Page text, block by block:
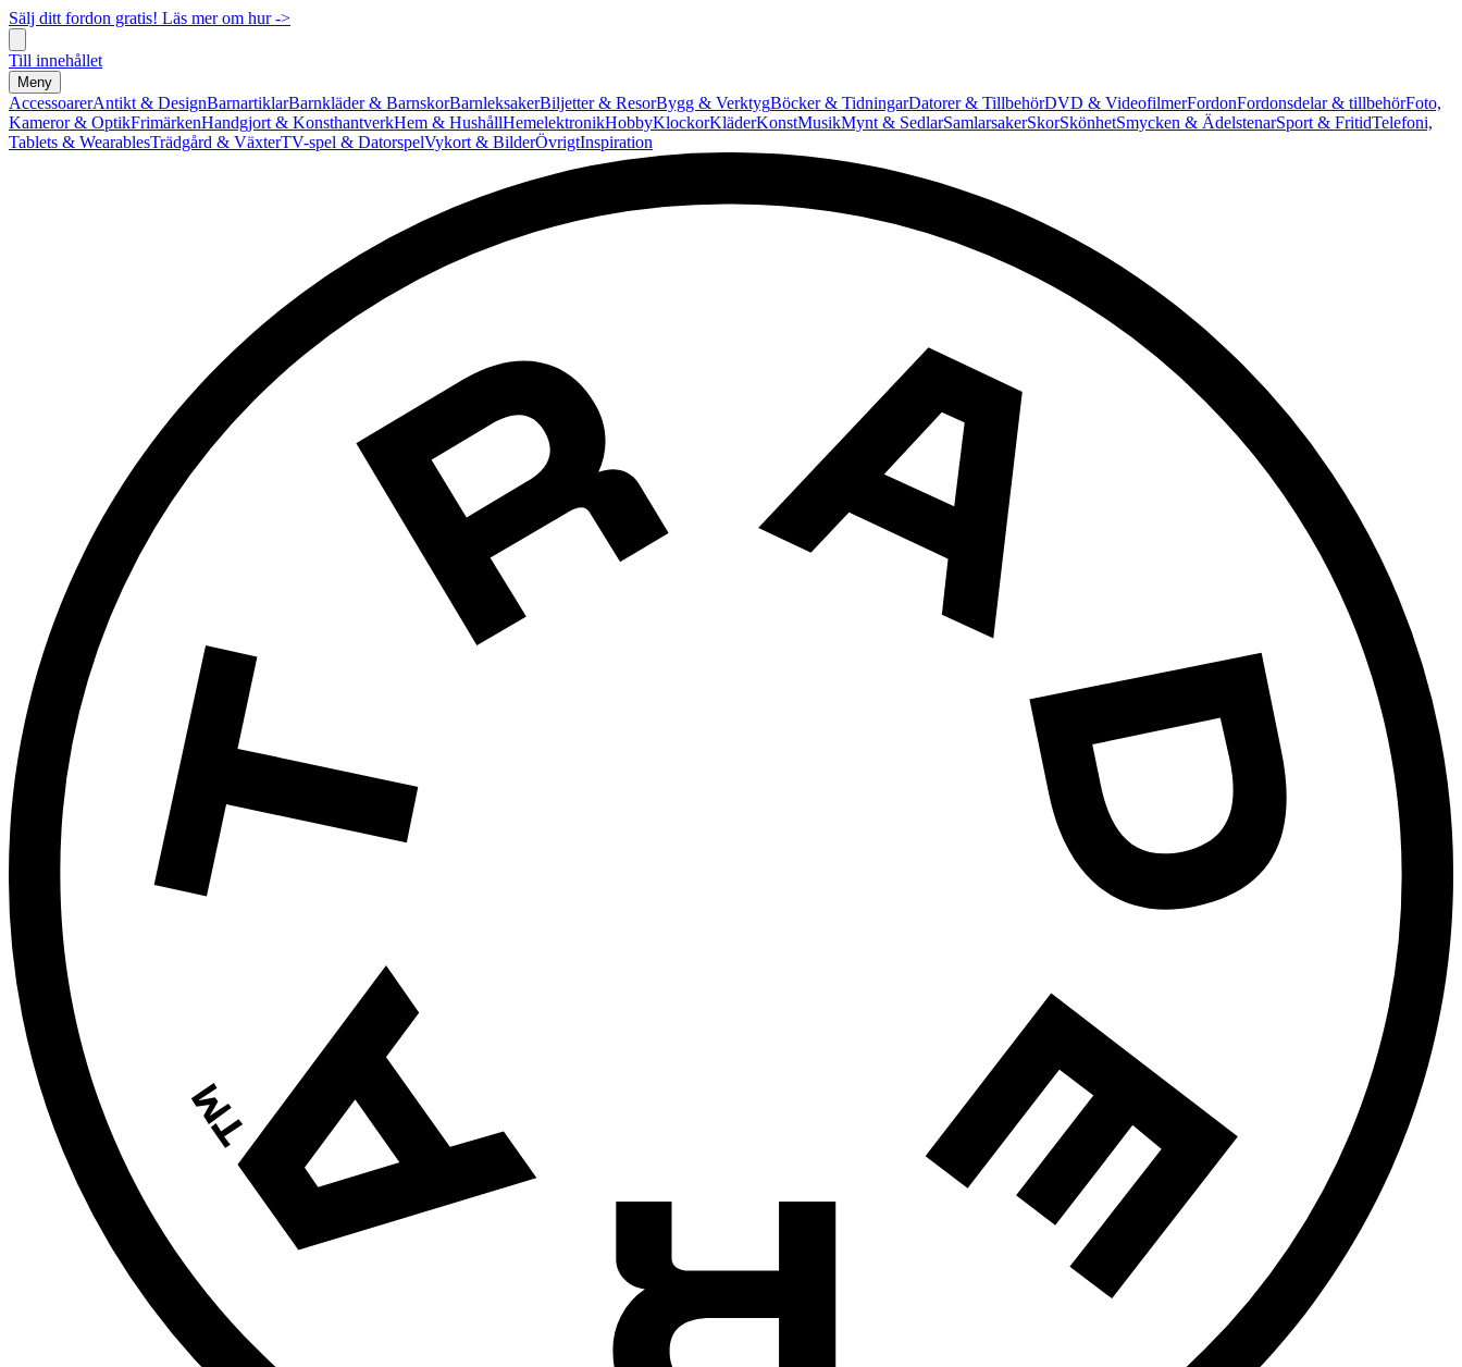
Sälj ditt fordon gratis! Läs mer om hur ->
Till innehållet
Meny
AccessoarerAntikt & DesignBarnartiklarBarnkläder & BarnskorBarnleksakerBiljetter & ResorBygg & VerktygBöcker & TidningarDatorer & TillbehörDVD & VideofilmerFordonFordonsdelar & tillbehörFoto,
Kameror & OptikFrimärkenHandgjort & KonsthantverkHem & HushållHemelektronikHobbyKlockorKläderKonstMusikMynt & SedlarSamlarsakerSkorSkönhetSmycken & ÄdelstenarSport & FritidTelefoni,
Tablets & WearablesTrädgård & VäxterTV-spel & DatorspelVykort & BilderÖvrigtInspiration